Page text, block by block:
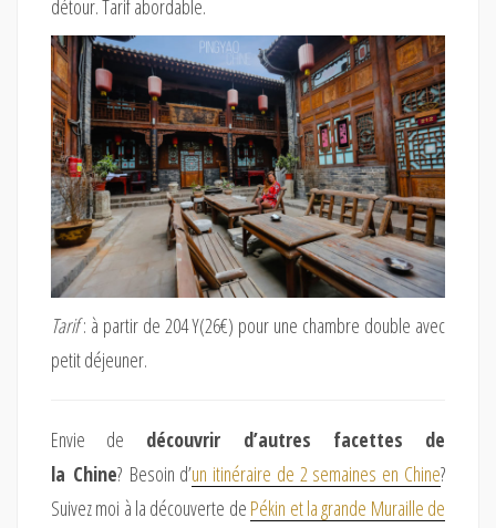
détour. Tarif abordable.
Tarif: à partir de 204 Y(26€) pour une chambre double avec
petit déjeuner.
Envie de découvrir d’autres facettes de
la Chine? Besoin d’un itinéraire de 2 semaines en Chine?
Suivez moi à la découverte de Pékin et la grande Muraille de